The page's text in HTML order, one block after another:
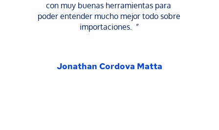
con muy buenas herramientas para
poder entender mucho mejor todo sobre
importaciones.  ”
Jonathan Cordova Matta